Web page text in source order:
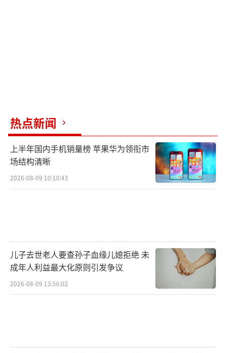
热点新闻
上半年国内手机销量榜 苹果华为领衔市
场结构清晰
2026-08-09 10:10:43
儿子去世老人要查孙子血缘儿媳拒绝 未
成年人利益最大化原则引发争议
2026-08-09 13:56:02